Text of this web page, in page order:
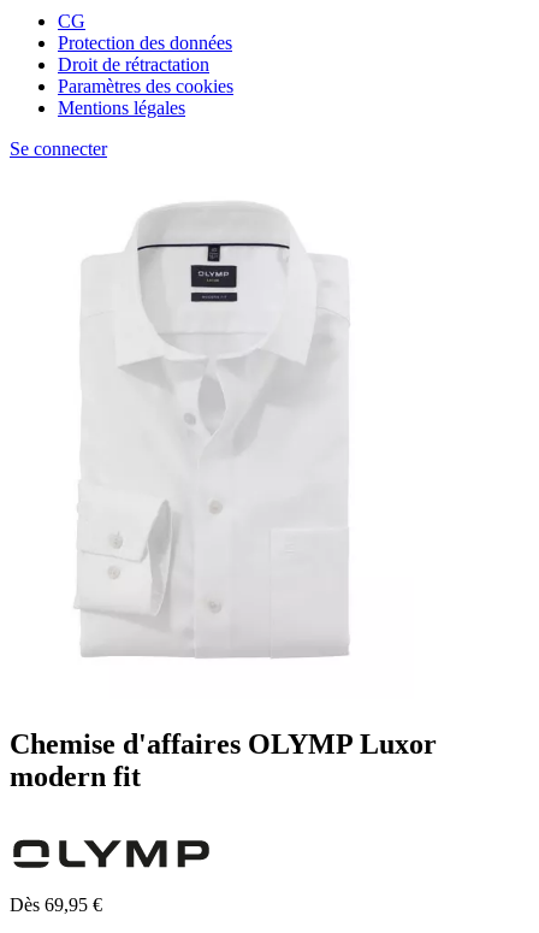
CG
Protection des données
Droit de rétractation
Paramètres des cookies
Mentions légales
Se connecter
Chemise d'affaires OLYMP Luxor
modern fit
Dès 69,95 €